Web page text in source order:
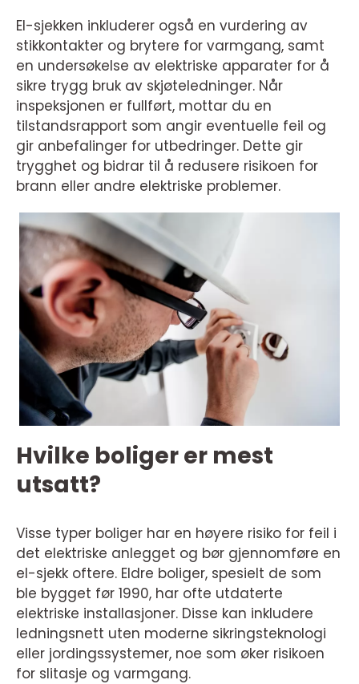
El-sjekken inkluderer også en vurdering av
stikkontakter og brytere for varmgang, samt
en undersøkelse av elektriske apparater for å
sikre trygg bruk av skjøteledninger. Når
inspeksjonen er fullført, mottar du en
tilstandsrapport som angir eventuelle feil og
gir anbefalinger for utbedringer. Dette gir
trygghet og bidrar til å redusere risikoen for
brann eller andre elektriske problemer.
Hvilke boliger er mest
utsatt?
Visse typer boliger har en høyere risiko for feil i
det elektriske anlegget og bør gjennomføre en
el-sjekk oftere. Eldre boliger, spesielt de som
ble bygget før 1990, har ofte utdaterte
elektriske installasjoner. Disse kan inkludere
ledningsnett uten moderne sikringsteknologi
eller jordingssystemer, noe som øker risikoen
for slitasje og varmgang.